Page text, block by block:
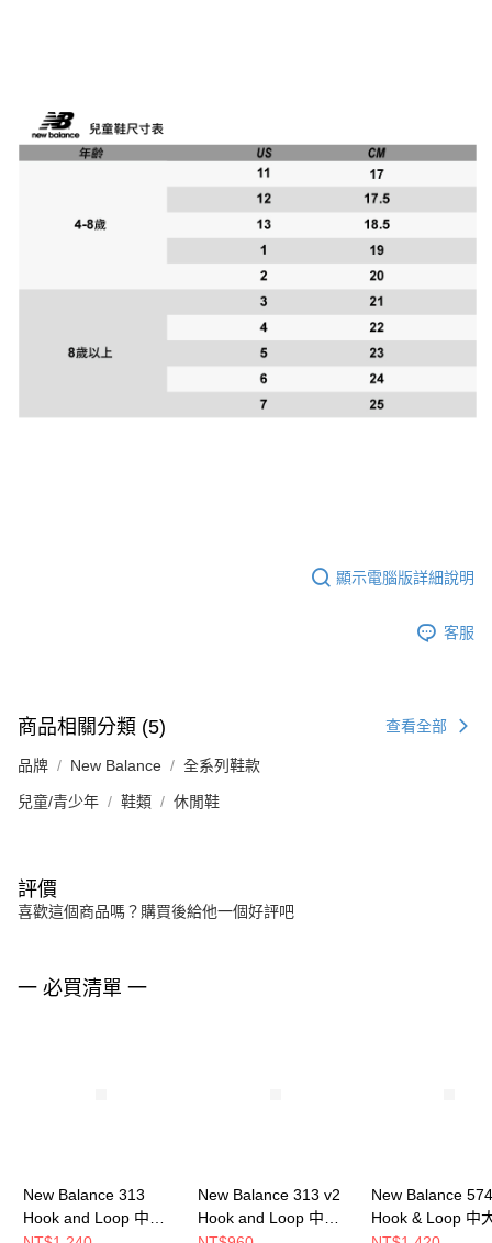
顯示電腦版詳細說明
客服
商品相關分類 (5) 查看全部
品牌 New Balance 全系列鞋款
兒童/青少年 鞋類 休閒鞋
評價
喜歡這個商品嗎？購買後給他一個好評吧
一 必買清單 一
New Balance 313
Hook and Loop 中大
New Balance 313 v2
Hook and Loop 中大
New Balance 574
Hook & Loop 中